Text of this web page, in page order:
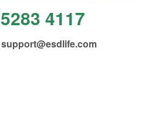
5283 4117
support@esdlife.com